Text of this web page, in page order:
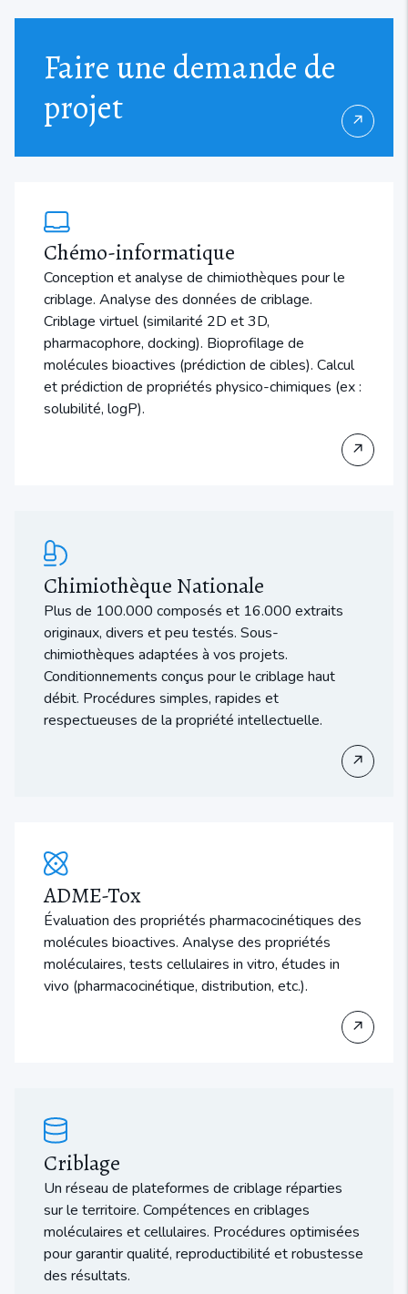
Faire une demande de
projet
↗
Chémo-informatique
Conception et analyse de chimiothèques pour le
criblage. Analyse des données de criblage.
Criblage virtuel (similarité 2D et 3D,
pharmacophore, docking). Bioprofilage de
molécules bioactives (prédiction de cibles). Calcul
et prédiction de propriétés physico-chimiques (ex :
solubilité, logP).
↗
Chimiothèque Nationale
Plus de 100.000 composés et 16.000 extraits
originaux, divers et peu testés. Sous-
chimiothèques adaptées à vos projets.
Conditionnements conçus pour le criblage haut
débit. Procédures simples, rapides et
respectueuses de la propriété intellectuelle.
↗
ADME-Tox
Évaluation des propriétés pharmacocinétiques des
molécules bioactives. Analyse des propriétés
moléculaires, tests cellulaires in vitro, études in
vivo (pharmacocinétique, distribution, etc.).
↗
Criblage
Un réseau de plateformes de criblage réparties
sur le territoire. Compétences en criblages
moléculaires et cellulaires. Procédures optimisées
pour garantir qualité, reproductibilité et robustesse
des résultats.